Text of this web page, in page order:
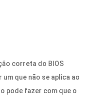
correta do BIOS
que não se aplica ao
pode fazer com que o